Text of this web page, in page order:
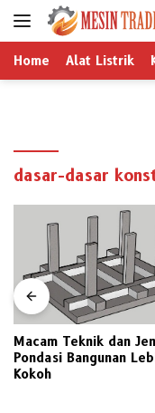
Langsung
Home Alat Listrik
dasar-dasar
Macam Teknik dan
Pondasi Bangunan
Kokoh